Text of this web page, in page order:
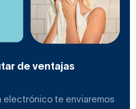
de ventajas
electrónico te enviaremos